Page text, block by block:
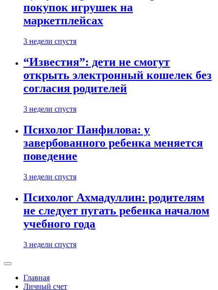
покупок игрушек на
маркетплейсах
3 недели спустя
“Известия”: дети не смогут
открыть электронный кошелек без
согласия родителей
3 недели спустя
Психолог Панфилова: у
завербованного ребенка меняется
поведение
3 недели спустя
Психолог Ахмадуллин: родителям
не следует пугать ребенка началом
учебного года
3 недели спустя
Главная
Личный счет